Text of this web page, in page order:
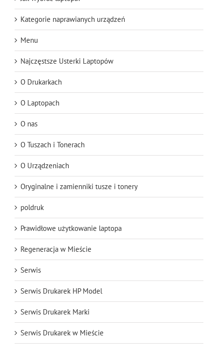
Kategorie naprawianych urządzeń
Menu
Najczęstsze Usterki Laptopów
O Drukarkach
O Laptopach
O nas
O Tuszach i Tonerach
O Urządzeniach
Oryginalne i zamienniki tusze i tonery
poldruk
Prawidłowe użytkowanie laptopa
Regeneracja w Mieście
Serwis
Serwis Drukarek HP Model
Serwis Drukarek Marki
Serwis Drukarek w Mieście